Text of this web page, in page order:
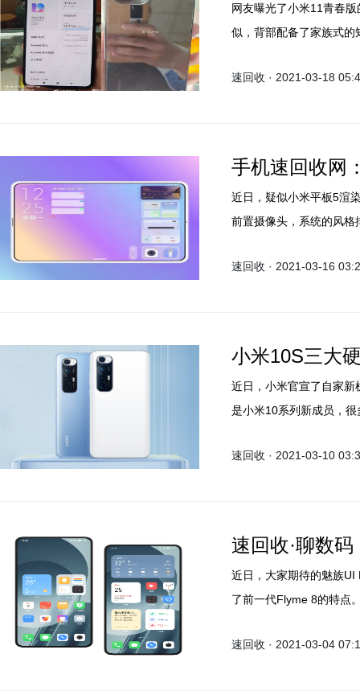
网友曝光了小米11青春
似，背部配备了家族式
速回收 · 2021-03-18
手机速回收网
近日，疑似小米平板5渲
前置摄像头，系统的风
速回收 · 2021-03-16
小米10S三大
近日，小米官宣了自家
是小米10系列新成员，
10的换芯版，小米10S是
速回收 · 2021-03-10
速回收·聊数
近日，大家期待的魅族
了前一代Flyme 8的特点
就和小编一起来看看魅
速回收 · 2021-03-04